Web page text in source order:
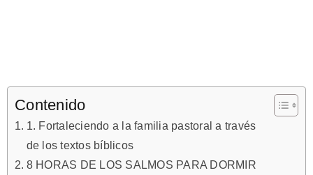
Contenido
1. Fortaleciendo a la familia pastoral a través
de los textos bíblicos
8 HORAS DE LOS SALMOS PARA DORMIR